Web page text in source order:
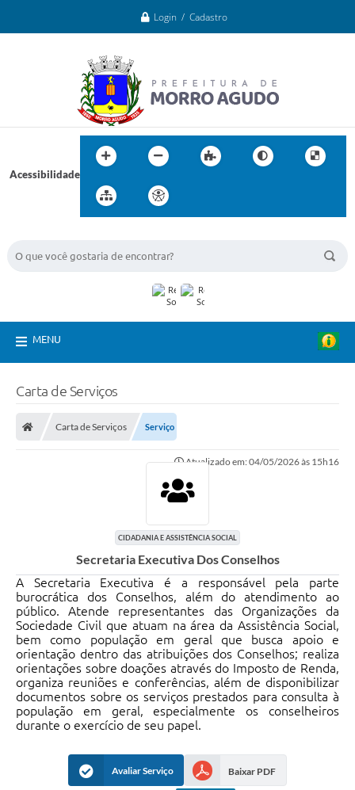
Login / Cadastro
Acessibilidade
MENU
Carta de Serviços
Carta de Serviços Serviço
Atualizado em: 04/05/2026 às 15h16
CIDADANIA E ASSISTÊNCIA SOCIAL
Secretaria Executiva Dos Conselhos
A Secretaria Executiva é a responsável pela parte
burocrática dos Conselhos, além do atendimento ao
público. Atende representantes das Organizações da
Sociedade Civil que atuam na área da Assistência Social,
bem como população em geral que busca apoio e
orientação dentro das atribuições dos Conselhos; realiza
orientações sobre doações através do Imposto de Renda,
organiza reuniões e conferências, além de disponibilizar
documentos sobre os serviços prestados para consulta à
população em geral, especialmente os conselheiros
durante o exercício de seu papel.
Avaliar Serviço Baixar PDF